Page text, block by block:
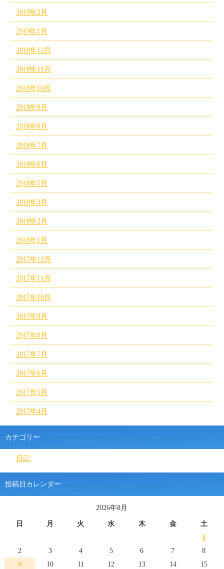
2019年2月
2019年1月
2018年12月
2018年11月
2018年10月
2018年9月
2018年8月
2018年7月
2018年6月
2018年5月
2018年3月
2018年2月
2018年1月
2017年12月
2017年11月
2017年10月
2017年9月
2017年8月
2017年7月
2017年6月
2017年5月
2017年4月
カテゴリー
日記
投稿日カレンダー
2026年8月
日 月 火 水 木 金
土
1
2
3 4 5 6 7
8
9
10 11 12 13 14 15